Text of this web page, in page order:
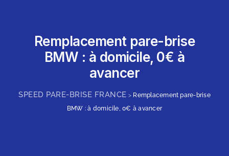
Remplacement pare-brise
BMW : à domicile, 0€ à
avancer
SPEED PARE-BRISE FRANCE > Remplacement pare-brise
BMW : à domicile, 0€ à avancer